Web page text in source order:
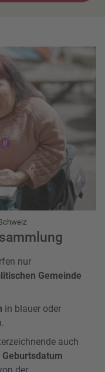
nur
Gemeinde
in blauer oder
auch